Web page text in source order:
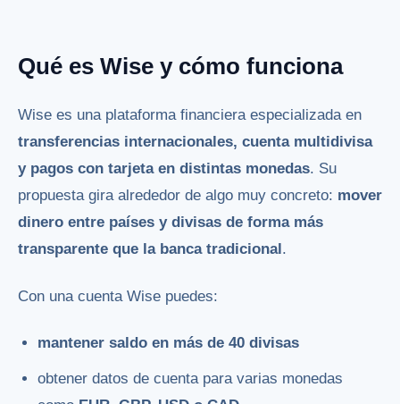
Qué es Wise y cómo funciona
Wise es una plataforma financiera especializada en
transferencias internacionales, cuenta multidivisa
y pagos con tarjeta en distintas monedas. Su
propuesta gira alrededor de algo muy concreto: mover
dinero entre países y divisas de forma más
transparente que la banca tradicional.
Con una cuenta Wise puedes:
mantener saldo en más de 40 divisas
obtener datos de cuenta para varias monedas